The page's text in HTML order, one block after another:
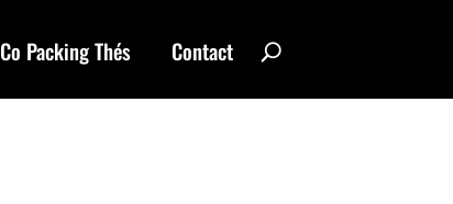
Co Packing Thés Contact